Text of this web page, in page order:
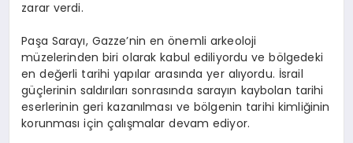
zarar verdi.
Paşa Sarayı, Gazze’nin en önemli arkeoloji
müzelerinden biri olarak kabul ediliyordu ve bölgedeki
en değerli tarihi yapılar arasında yer alıyordu. İsrail
güçlerinin saldırıları sonrasında sarayın kaybolan tarihi
eserlerinin geri kazanılması ve bölgenin tarihi kimliğinin
korunması için çalışmalar devam ediyor.